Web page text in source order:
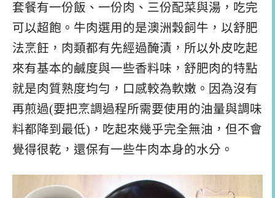
套餐有一份飯、一份肉、三份配菜與湯，吃完
可以超飽。牛肉選用的是澳洲穀飼牛，以舒肥
法烹飪，肉類都有先經過醃漬，所以外皮吃起
來有基本的鹹度與一些香料味，舒肥肉的特點
就是肉質熟度均勻，口感較為軟嫩。因為沒有
再煎過(要把烹調過程所需要使用的油量與調味
料都降到最低)，吃起來幾乎完全無油，但不會
覺得很乾，還保有一些牛肉本身的水分。